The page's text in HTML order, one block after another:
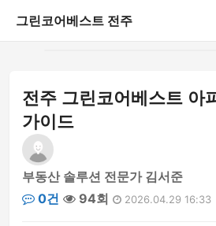
그린코어베스트 전주
게시판
전주 그린코어베스트 아
가이드
부동산 솔루션 전문가 김서준
0건
94회 2026.04.29 16:33